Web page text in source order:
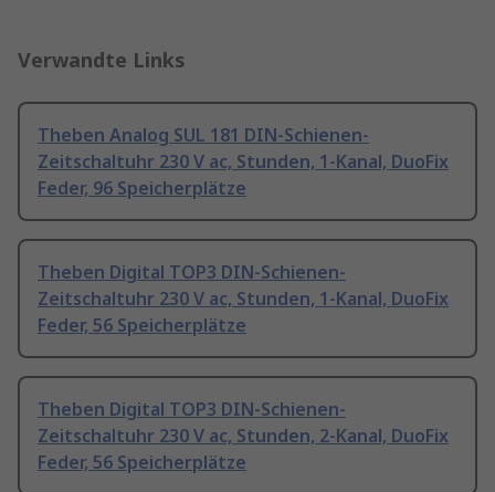
Verwandte Links
Theben Analog SUL 181 DIN-Schienen-
Zeitschaltuhr 230 V ac, Stunden, 1-Kanal, DuoFix
Feder, 96 Speicherplätze
Theben Digital TOP3 DIN-Schienen-
Zeitschaltuhr 230 V ac, Stunden, 1-Kanal, DuoFix
Feder, 56 Speicherplätze
Theben Digital TOP3 DIN-Schienen-
Zeitschaltuhr 230 V ac, Stunden, 2-Kanal, DuoFix
Feder, 56 Speicherplätze